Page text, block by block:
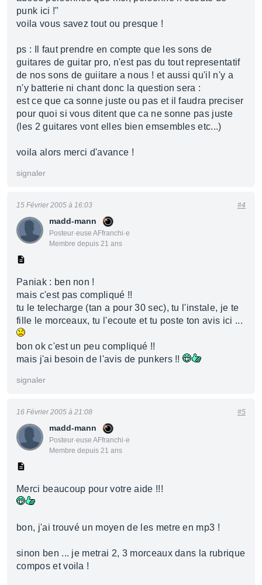
punk ici !"
voila vous savez tout ou presque !
ps : Il faut prendre en compte que les sons de
guitares de guitar pro, n'est pas du tout representatif
de nos sons de guiitare a nous ! et aussi qu'il n'y a
n'y batterie ni chant donc la question sera :
est ce que ca sonne juste ou pas et il faudra preciser
pour quoi si vous ditent que ca ne sonne pas juste
(les 2 guitares vont elles bien emsembles etc...)
voila alors merci d'avance !
signaler
madd-mann
Posteur·euse AFfranchi·e
Membre depuis 21 ans
15 Février 2005 à 16:03 #4
Paniak : ben non !
mais c'est pas compliqué !!
tu le telecharge (tan a pour 30 sec), tu l'instale, je te
fille le morceaux, tu l'ecoute et tu poste ton avis ici ...
bon ok c'est un peu compliqué !!
mais j'ai besoin de l'avis de punkers !!
signaler
madd-mann
Posteur·euse AFfranchi·e
Membre depuis 21 ans
16 Février 2005 à 21:08 #5
Merci beaucoup pour votre aide !!!
bon, j'ai trouvé un moyen de les metre en mp3 !
sinon ben ... je metrai 2, 3 morceaux dans la rubrique
compos et voila !